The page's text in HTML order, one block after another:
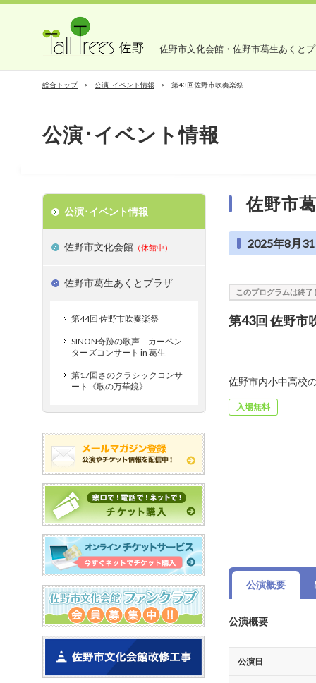
佐野市文化会館・佐野市葛生あくと
総合トップ 公演･イベント情報 第43回佐野市吹奏楽祭
公演･イベント情報
佐野市
2025年8月
このプログラムは終了
第43回 佐野市
佐野市内小中高校
入場無料
公演概要
公演概要
公演日
公演･イベント情報
佐野市文化会館 （休館中）
佐野市葛生あくとプラザ
第44回 佐野市吹奏楽祭
SINON奇跡の歌声 カーペン
ターズコンサート in 葛生
第17回さのクラシックコンサ
ート《歌の万華鏡》